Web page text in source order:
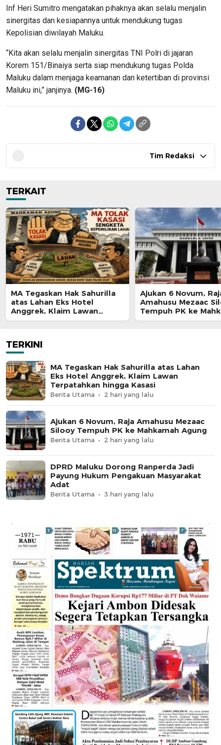
Inf Heri Sumitro mengatakan pihaknya akan selalu menjalin
sinergitas dan kesiapannya untuk mendukung tugas
Kepolisian diwilayah Maluku.
“Kita akan selalu menjalin sinergitas TNI Polri di jajaran
Korem 151/Binaiya serta siap mendukung tugas Polda
Maluku dalam menjaga keamanan dan ketertiban di provinsi
Maluku ini,” janjinya. (MG-16)
Tim Redaksi
TERKAIT
MA Tegaskan Hak Sahurilla
atas Lahan Eks Hotel
Anggrek, Klaim Lawan
Terpatahkan hingga Kasasi
Ajukan 6 Novum,
Amahusu Mezaac
Tempuh PK ke
Agung
TERKINI
MA Tegaskan Hak Sahurilla atas Lahan
Eks Hotel Anggrek, Klaim Lawan
Terpatahkan hingga Kasasi
Berita Utama 2 hari yang lalu
Ajukan 6 Novum, Raja Amahusu Mezaac
Silooy Tempuh PK ke Mahkamah Agung
Berita Utama 2 hari yang lalu
DPRD Maluku Dorong Ranperda Jadi
Payung Hukum Pengakuan Masyarakat
Adat
Berita Utama 3 hari yang lalu